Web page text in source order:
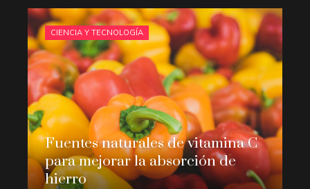
CIENCIA Y TECNOLOGÍA
Fuentes naturales de vitamina C
para mejorar la absorción de
hierro